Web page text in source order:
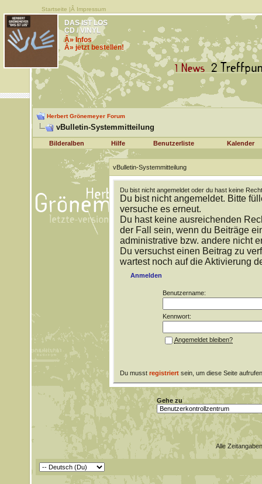
Startseite |Â Impressum
DAS IST LOS
CD / VINYL
Â» Infos
Â» jetzt bestellen!
Herbert Grönemeyer Forum
vBulletin-Systemmitteilung
Bilderalben Hilfe Benutzerliste Kalender
vBulletin-Systemmitteilung
Du bist nicht angemeldet oder du hast keine
Du bist nicht angemeldet. Bitte
versuche es erneut.
Du hast keine ausreichenden
der Fall sein, wenn du Beiträge
administrative bzw. andere nicht
Du versuchst einen Beitrag zu
wartest noch auf die Aktivierung
Anmelden
Benutzername:
Kennwort:
Angemeldet bleiben?
Du musst registriertsein, um diese Seite
Gehe zu
Alle